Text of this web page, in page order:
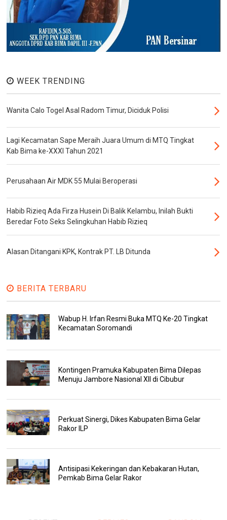
WEEK TRENDING
Wanita Calo Togel Asal Radom Timur, Diciduk Polisi
Lagi Kecamatan Sape Meraih Juara Umum di MTQ Tingkat
Kab Bima ke-XXXI Tahun 2021
Perusahaan Air MDK 55 Mulai Beroperasi
Habib Rizieq Ada Firza Husein Di Balik Kelambu, Inilah Bukti
Beredar Foto Seks Selingkuhan Habib Rizieq
Alasan Ditangani KPK, Kontrak PT. LB Ditunda
BERITA TERBARU
Wabup H. Irfan Resmi Buka MTQ Ke-20 Tingkat
Kecamatan Soromandi
Kontingen Pramuka Kabupaten Bima Dilepas
Menuju Jambore Nasional XII di Cibubur
Perkuat Sinergi, Dikes Kabupaten Bima Gelar
Rakor ILP
Antisipasi Kekeringan dan Kebakaran Hutan,
Pemkab Bima Gelar Rakor